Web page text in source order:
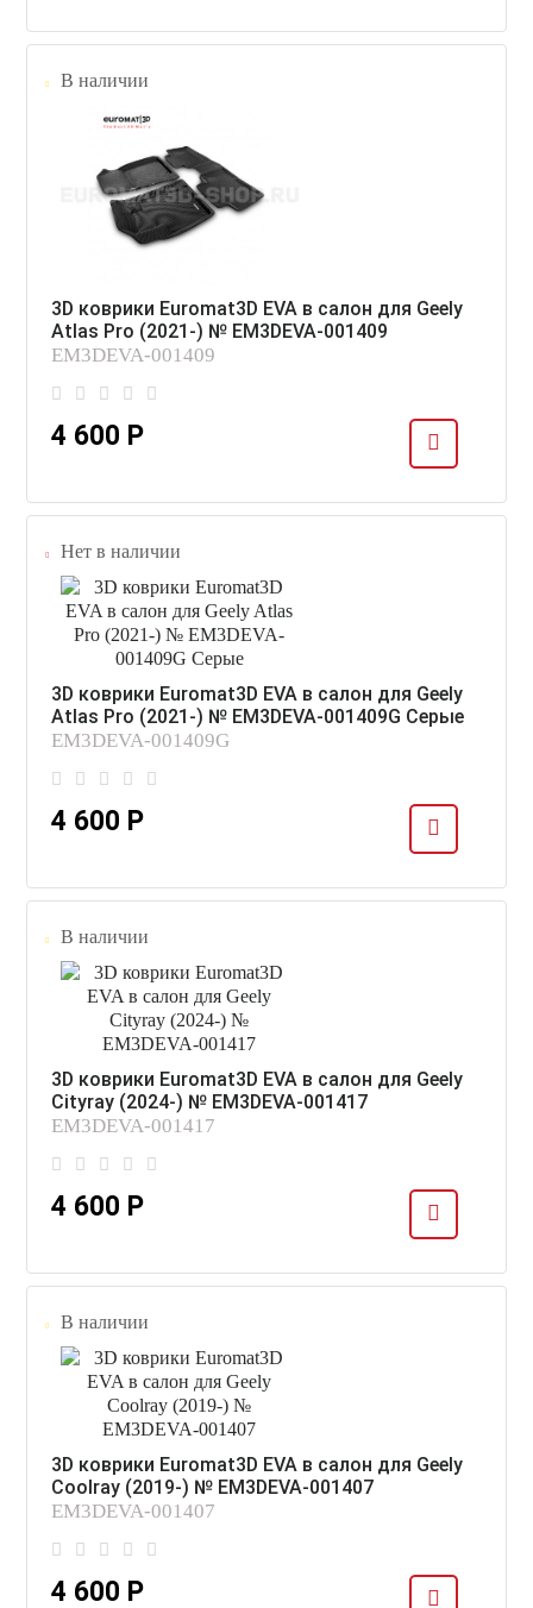
В наличии
3D коврики Euromat3D EVA в салон для Geely
Atlas Pro (2021-) № EM3DEVA-001409
EM3DEVA-001409
4 600 Р
Нет в наличии
3D коврики Euromat3D EVA в салон для Geely
Atlas Pro (2021-) № EM3DEVA-001409G Серые
EM3DEVA-001409G
4 600 Р
В наличии
3D коврики Euromat3D EVA в салон для Geely
Cityray (2024-) № EM3DEVA-001417
EM3DEVA-001417
4 600 Р
В наличии
3D коврики Euromat3D EVA в салон для Geely
Coolray (2019-) № EM3DEVA-001407
EM3DEVA-001407
4 600 Р